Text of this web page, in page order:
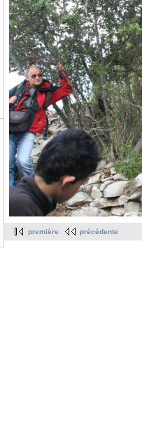
première précédente